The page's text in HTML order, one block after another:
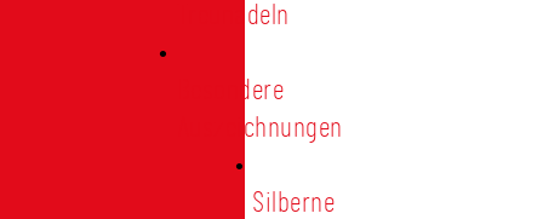
Treunadeln
Besondere
Auszeichnungen
Silberne